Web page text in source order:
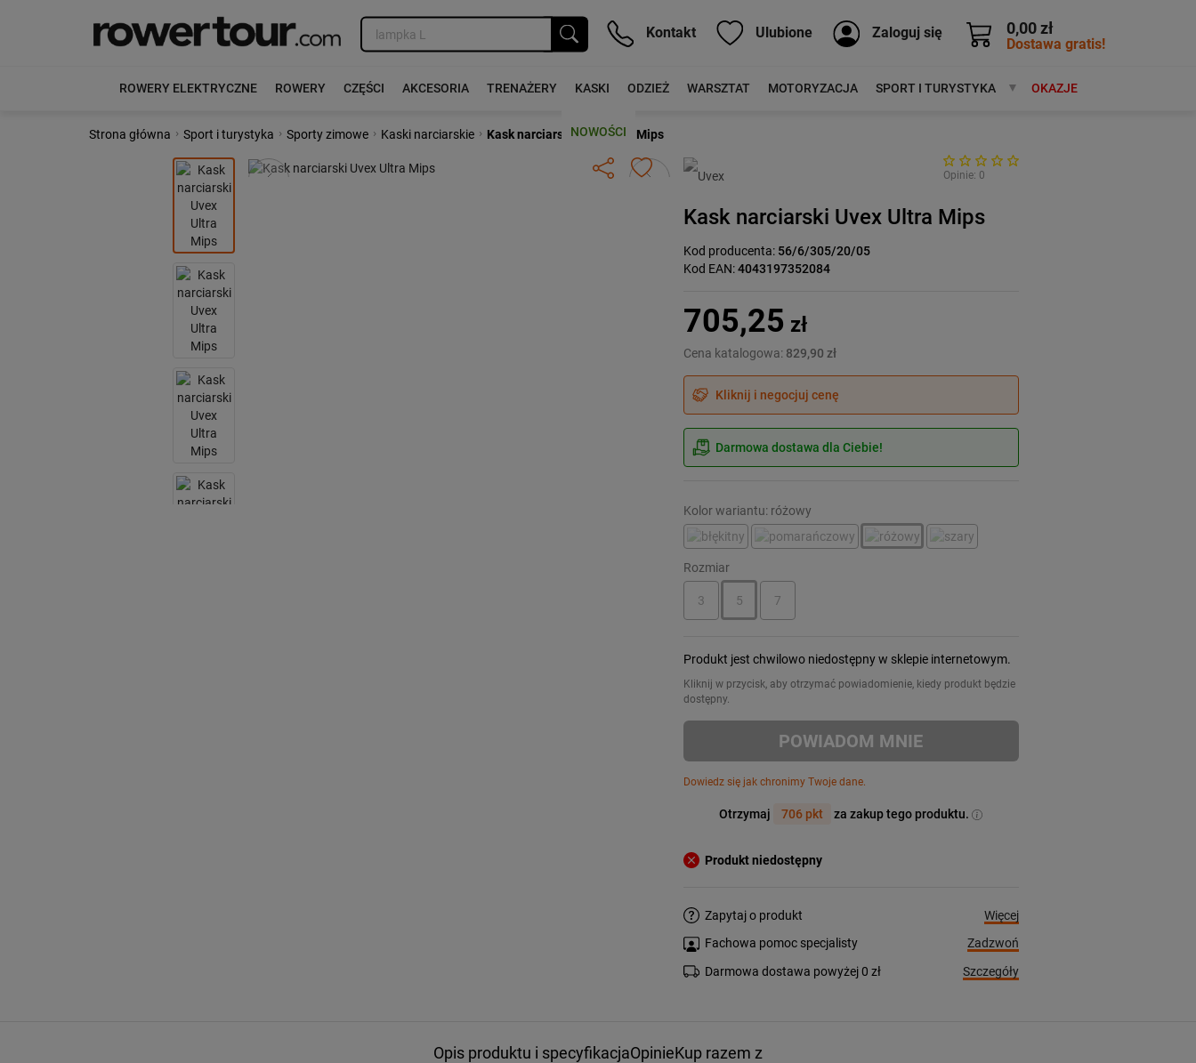
0,00 zł
Dostawa gratis!
Kontakt Ulubione Zaloguj się
ROWERY ELEKTRYCZNE ROWERY CZĘŚCI AKCESORIA TRENAŻERY KASKI ODZIEŻ WARSZTAT MOTORYZACJA SPORT I TURYSTYKA MARKIOKAZJE
NOWOŚCI
Strona główna › Sport i turystyka › Sporty zimowe › Kaski narciarskie › Kask narciarski Uvex Ultra Mips
Poprzedni Następny Opinie: 0
Kask narciarski Uvex Ultra Mips
Kod producenta: 56/6/305/20/05
Kod EAN:4043197352084
705,25 zł
Cena katalogowa: 829,90 zł
Kliknij i negocjuj cenę
Darmowa dostawa dla Ciebie!
Kolor wariantu: różowy
Rozmiar
3 5 7
Produkt jest chwilowo niedostępny w sklepie internetowym.
Kliknij w przycisk, aby otrzymać powiadomienie, kiedy produkt będzie
dostępny.
POWIADOM MNIE
Dowiedz się jak chronimy Twoje dane.
Otrzymaj 706 pkt za zakup tego produktu.
Produkt niedostępny
Zapytaj o produkt
Więcej
Fachowa pomoc specjalisty
Zadzwoń
Darmowa dostawa powyżej 0 zł
Szczegóły
Opis produktu i specyfikacjaOpinieKup razem z